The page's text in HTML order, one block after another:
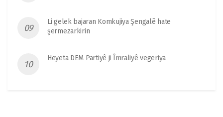
Li gelek bajaran Komkujiya Şengalê hate
şermezarkirin
Heyeta DEM Partiyê ji Îmraliyê vegeriya